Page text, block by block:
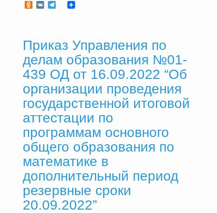
Odnoklassniki
VKTelegram
Приказ Управления по
делам образования №01-
439 ОД от 16.09.2022 “Об
организации проведения
государственной итоговой
аттестации по
программам основного
общего образования по
математике в
дополнительный период
резервные сроки
20.09.2022”